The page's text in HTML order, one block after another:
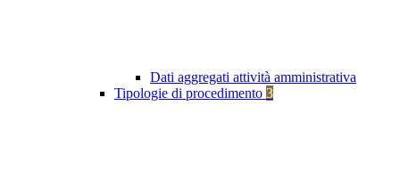
Dati aggregati attività amministrativa
Tipologie di procedimento 3